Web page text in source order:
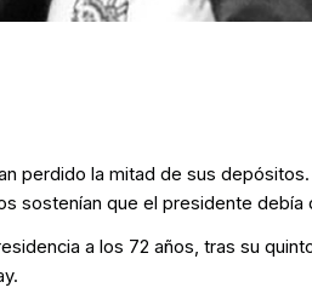
perdido la mitad de sus
sostenían que el presidente debía
a los 72 años, tras su